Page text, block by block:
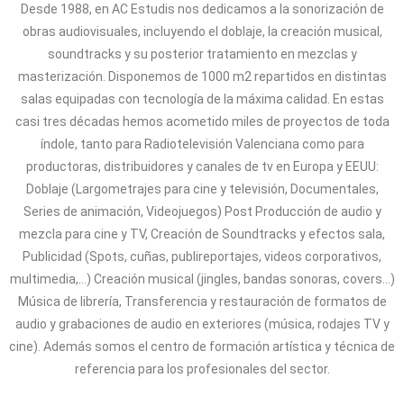
Desde 1988, en AC Estudis nos dedicamos a la sonorización de
obras audiovisuales, incluyendo el doblaje, la creación musical,
soundtracks y su posterior tratamiento en mezclas y
masterización. Disponemos de 1000 m2 repartidos en distintas
salas equipadas con tecnología de la máxima calidad. En estas
casi tres décadas hemos acometido miles de proyectos de toda
índole, tanto para Radiotelevisión Valenciana como para
productoras, distribuidores y canales de tv en Europa y EEUU:
Doblaje (Largometrajes para cine y televisión, Documentales,
Series de animación, Videojuegos) Post Producción de audio y
mezcla para cine y TV, Creación de Soundtracks y efectos sala,
Publicidad (Spots, cuñas, publireportajes, videos corporativos,
multimedia,…) Creación musical (jingles, bandas sonoras, covers…)
Música de librería, Transferencia y restauración de formatos de
audio y grabaciones de audio en exteriores (música, rodajes TV y
cine). Además somos el centro de formación artística y técnica de
referencia para los profesionales del sector.